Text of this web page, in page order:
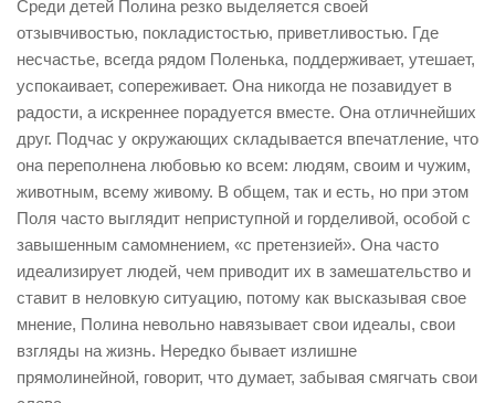
Среди детей Полина резко выделяется своей
отзывчивостью, покладистостью, приветливостью. Где
несчастье, всегда рядом Поленька, поддерживает, утешает,
успокаивает, сопереживает. Она никогда не позавидует в
радости, а искреннее порадуется вместе. Она отличнейших
друг. Подчас у окружающих складывается впечатление, что
она переполнена любовью ко всем: людям, своим и чужим,
животным, всему живому. В общем, так и есть, но при этом
Поля часто выглядит неприступной и горделивой, особой с
завышенным самомнением, «с претензией». Она часто
идеализирует людей, чем приводит их в замешательство и
ставит в неловкую ситуацию, потому как высказывая свое
мнение, Полина невольно навязывает свои идеалы, свои
взгляды на жизнь. Нередко бывает излишне
прямолинейной, говорит, что думает, забывая смягчать свои